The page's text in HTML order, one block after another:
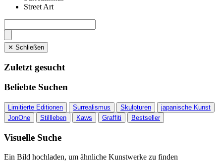
Street Art
✕ Schließen
Zuletzt gesucht
Beliebte Suchen
Limitierte Editionen Surrealismus Skulpturen
japanische Kunst
JonOne
Stillleben Kaws Graffiti Bestseller
Visuelle Suche
Ein Bild hochladen, um ähnliche Kunstwerke zu finden